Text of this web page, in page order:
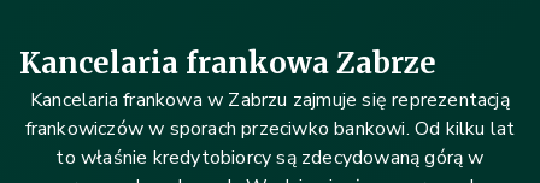
Kancelaria frankowa Zabrze
Kancelaria frankowa w Zabrzu zajmuje się reprezentacją
frankowiczów w sporach przeciwko bankowi. Od kilku lat
to właśnie kredytobiorcy są zdecydowaną górą w